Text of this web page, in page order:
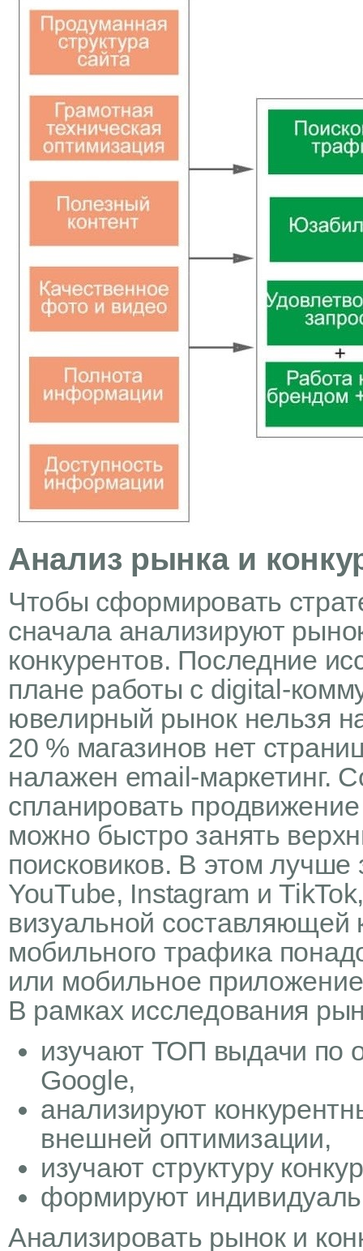
Анализ рынка и
Чтобы сформировать
сначала анализируют
конкурентов. Последние
плане работы с digital-
ювелирный рынок нельзя
20 % магазинов нет
налажен email-маркетинг.
спланировать
можно быстро занять
поисковиков. В этом
YouTube, Instagram и
визуальной составляющей
мобильного трафика
или мобильное
В рамках исследования
изучают ТОП выдачи по
Google,
анализируют
внешней оптимизации,
изучают структуру
формируют
Анализировать рынок и